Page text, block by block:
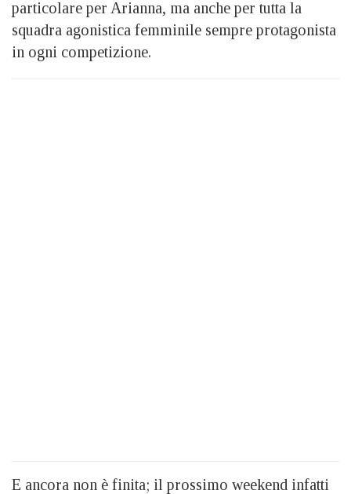
particolare per Arianna, ma anche per tutta la
squadra agonistica femminile sempre protagonista
in ogni competizione.
E ancora non è finita; il prossimo weekend infatti